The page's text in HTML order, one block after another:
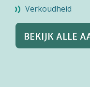
Verkoudheid
BEKIJK ALLE